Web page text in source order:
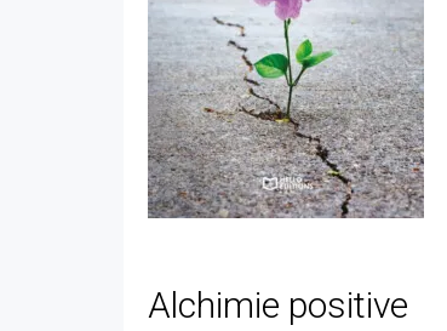
Alchimie positive